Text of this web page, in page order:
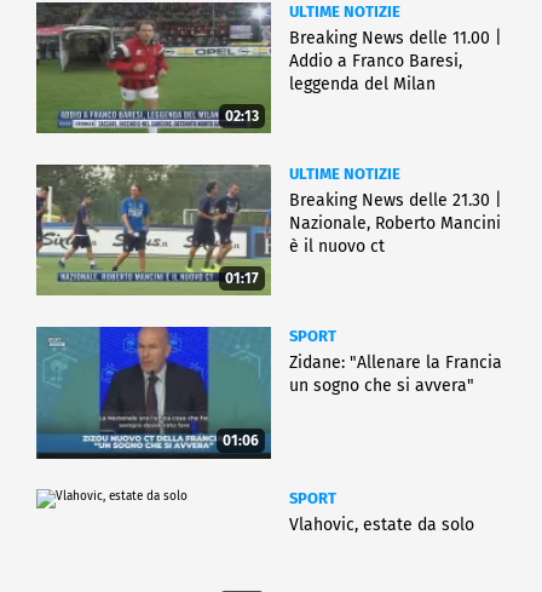
02:13
ULTIME NOTIZIE
Breaking News delle 11.00 |
Addio a Franco Baresi,
leggenda del Milan
01:17
ULTIME NOTIZIE
Breaking News delle 21.30 |
Nazionale, Roberto Mancini
è il nuovo ct
01:06
SPORT
Zidane: "Allenare la Francia
un sogno che si avvera"
SPORT
Vlahovic, estate da solo